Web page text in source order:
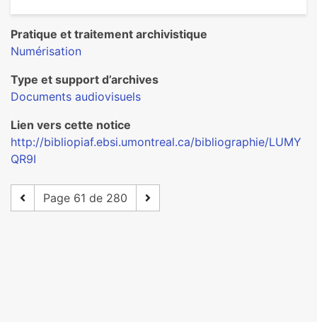
Pratique et traitement archivistique
Numérisation
Type et support d’archives
Documents audiovisuels
Lien vers cette notice
http://bibliopiaf.ebsi.umontreal.ca/bibliographie/LUMY
QR9I
Page 61 de 280